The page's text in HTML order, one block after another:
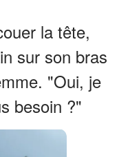
la tête,
sur son bras
"Oui, je
besoin ?"